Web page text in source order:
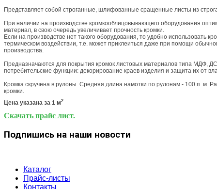
Представляет собой строганные, шлифованные сращенные листы из
При наличии на производстве кромкооблицовывающего оборудования
материал, в свою очередь увеличивает прочность кромки.
Если на производстве нет такого оборудования, то удобно использовать
термическом воздействии, т.е. может приклеиться даже при помощи
производства.
Предназначаются для покрытия кромок листовых материалов типа МДФ,
потребительские функции: декорирование краев изделия и защита их от
Кромка скручена в рулоны. Средняя длина намотки по рулонам - 100 п. м.
кромки.
Цена указана за 1 м2
Скачать прайс лист.
Подпишись на наши новости
Каталог
Прайс-листы
Контакты